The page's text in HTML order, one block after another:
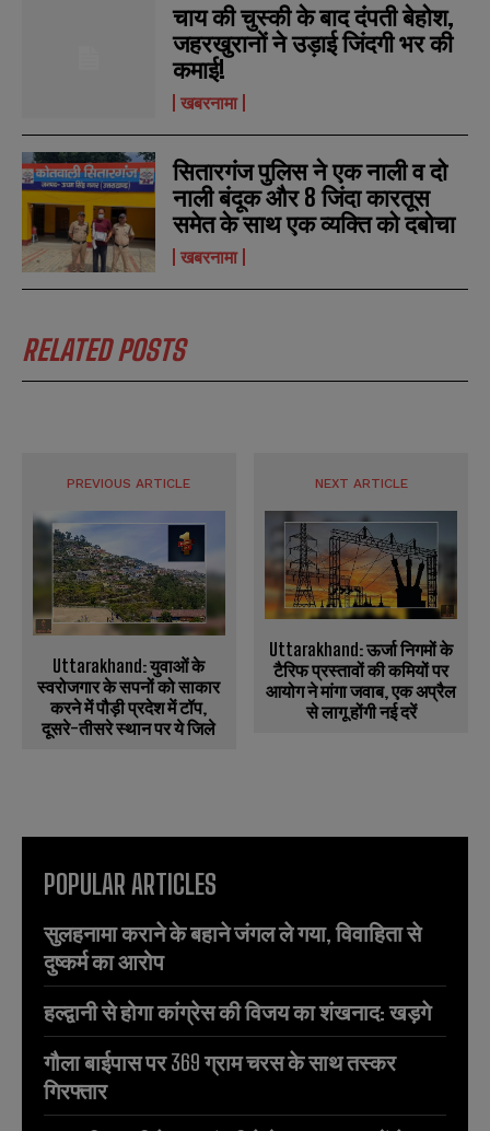
चाय की चुस्की के बाद दंपती बेहोश,
जहरखुरानों ने उड़ाई जिंदगी भर की
कमाई!
खबरनामा
सितारगंज पुलिस ने एक नाली व दो
नाली बंदूक और 8 जिंदा कारतूस
समेत के साथ एक व्यक्ति को दबोचा
खबरनामा
RELATED POSTS
PREVIOUS ARTICLE
Uttarakhand: युवाओं के
स्वरोजगार के सपनों को साकार
करने में पौड़ी प्रदेश में टॉप,
दूसरे-तीसरे स्थान पर ये जिले
NEXT ARTICLE
Uttarakhand: ऊर्जा निगमों के
टैरिफ प्रस्तावों की कमियों पर
आयोग ने मांगा जवाब, एक अप्रैल
से लागू होंगी नई दरें
POPULAR ARTICLES
सुलहनामा कराने के बहाने जंगल ले गया, विवाहिता से
दुष्कर्म का आरोप
हल्द्वानी से होगा कांग्रेस की विजय का शंखनाद: खड़गे
गौला बाईपास पर 369 ग्राम चरस के साथ तस्कर
गिरफ्तार